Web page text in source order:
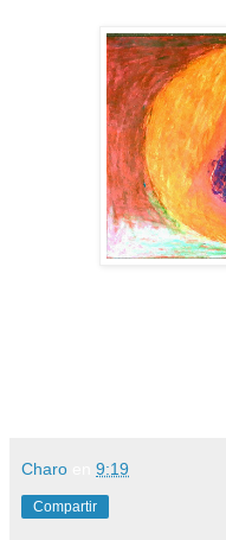
Charo 9:19
Compartir